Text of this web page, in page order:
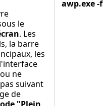
le
. Les
la barre
les
ne
suivant
de
"Plein
awp.exe -